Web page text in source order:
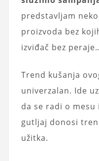
predstavljam
proizvoda bez
izviđač bez
Trend kušanja
univerzalan. Ide
da se radi o mesu
gutljaj donosi
užitka.